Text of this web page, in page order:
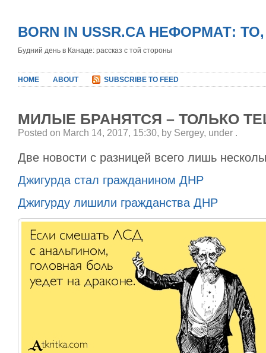
BORN IN USSR.CA НЕФОРМАТ:
Будний день в Канаде: рассказ с той стороны
HOME ABOUT SUBSCRIBE TO FEED
МИЛЫЕ БРАНЯТСЯ – ТОЛЬКО
Posted on March 14, 2017, 15:30, by Sergey, under .
Две новости с разницей всего лишь
Джигурда стал гражданином ДНР
Джигурду лишили гражданства ДНР